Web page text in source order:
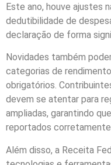
Este ano, houve ajustes
dedutibilidade de
declaração de forma
Novidades também
categorias de
obrigatórios.
devem se atentar para
ampliadas, garantindo
reportados
Além disso, a Receita